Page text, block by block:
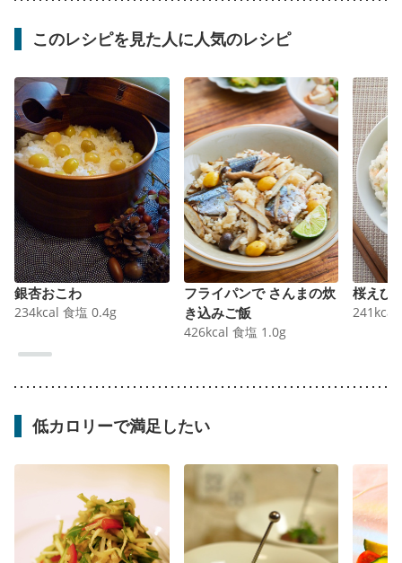
このレシピを見た人に人気のレシピ
銀杏おこわ
234kcal 食塩 0.4g
フライパンで さんまの炊
き込みご飯
426kcal 食塩 1.0g
桜えび
241 kcal
低カロリーで満足したい